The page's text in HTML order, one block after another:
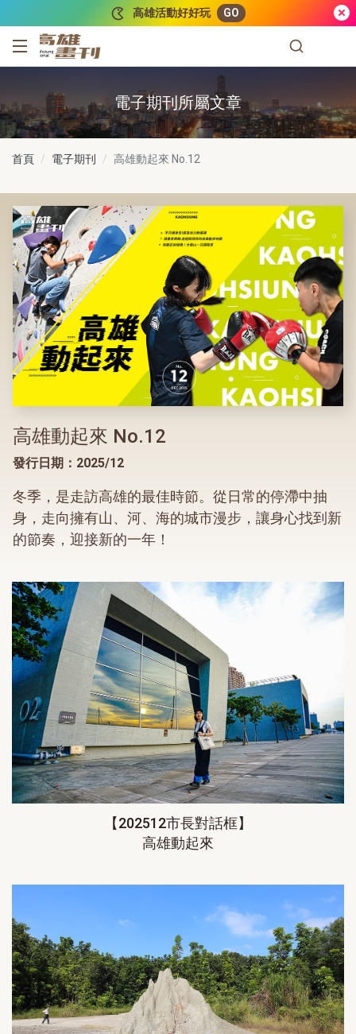
高雄活動好好玩 GO
高雄畫刊
電子期刊所屬文章
首頁 電子期刊 高雄動起來 No.12
高雄動起來 No.12
發行日期：2025/12
冬季，是走訪高雄的最佳時節。從日常的停滯中抽
身，走向擁有山、河、海的城市漫步，讓身心找到新
的節奏，迎接新的一年！
【202512市長對話框】
高雄動起來